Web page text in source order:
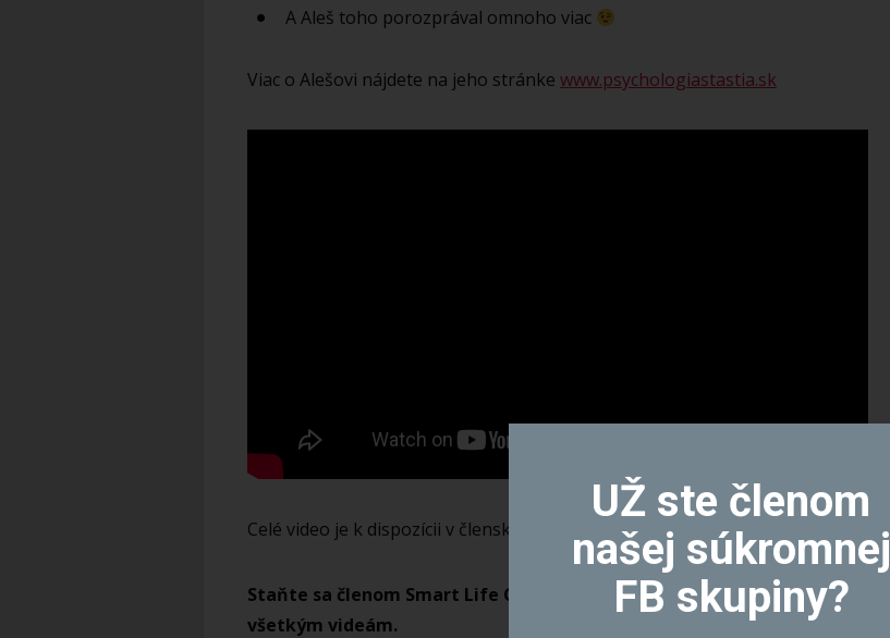
A Aleš toho porozprával omnoho viac
Viac o Alešovi nájdete na jeho stránke www.psychologiastastia.sk
Celé video je k dispozícii v členskej zóne Smart Life Club.
Staňte sa členom Smart Life Clubu ešte dnes a získajte prístup ku
všetkým videám.
UŽ ste členom
našej súkromnej
FB skupiny?